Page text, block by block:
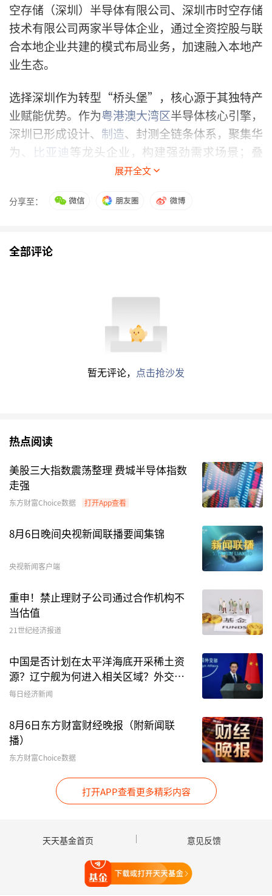
空存储（深圳）半导体有限公司、深圳市时空存储
技术有限公司两家半导体企业，通过全资控股与联
合本地企业共建的模式布局业务，加速融入本地产
业生态。
选择深圳作为转型“桥头堡”，核心源于其独特产
业赋能优势。作为粤港澳大湾区半导体核心引擎，
深圳已形成设计、 制造、封测全链条体系，聚集华
为、
比亚迪等龙头企业，构建强劲需求场景；叠
加“20+8”产业集群半导体专项政策、基金及人
储企业提供全周期保障。
增长曲线的主动布局，契合国家半导体产业链补链
快速实现跨界跨越，为自身开辟新增长空间，也将
（文章来源：证券时报网）
内容仅代表作者观点，不构成投资建议，投资者应独立决策并自行
展开全文
分享至：
全部评论
暂无评论， 点击抢沙发
热点阅读
美股三大指数震荡整理 费城半导体指数
走强
东方财富Choice数据 打开App查看
8月6日晚间央视新闻联播要闻集锦
央视新闻客户端
重申！禁止理财子公司通过合作机构不
当估值
21世纪经济报道
中国是否计划在太平洋海底开采稀土资
源？辽宁舰为何进入相关区域？外交部
回应
每日经济新闻
8月6日东方财富财经晚报（附新闻联
播）
东方财富Choice数据
打开APP查看更多精彩内容
天天基金首页 意见反馈
打开天天基金